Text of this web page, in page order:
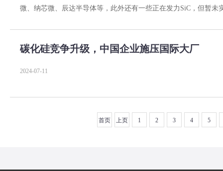
微、纳芯微、辰达半导体等，此外还有一些正在发力SiC，但暂未
碳化硅竞争升级，中国企业施压国际大厂
2024-07-11
首页 上页 1 2 3 4 5